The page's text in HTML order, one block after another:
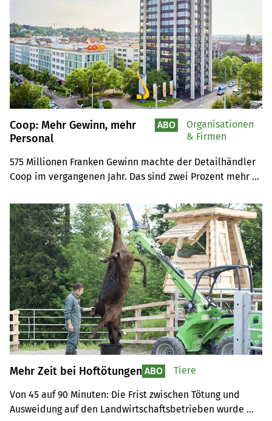
Coop: Mehr Gewinn, mehr
Personal
575 Millionen Franken Gewinn machte der Detailhändler
Coop im vergangenen Jahr. Das sind zwei Prozent mehr
neue Mitarbeitende  ein. Im laufenden Jahr sollen rund
50 neue Günstig-Artikel lanciert werden.
ABO
Organisationen
& Firmen
Mehr Zeit bei Hoftötungen
Von 45 auf 90 Minuten: Die Frist zwischen Tötung und
Ausweidung auf den Landwirtschaftsbetrieben wurde
ABO Tiere